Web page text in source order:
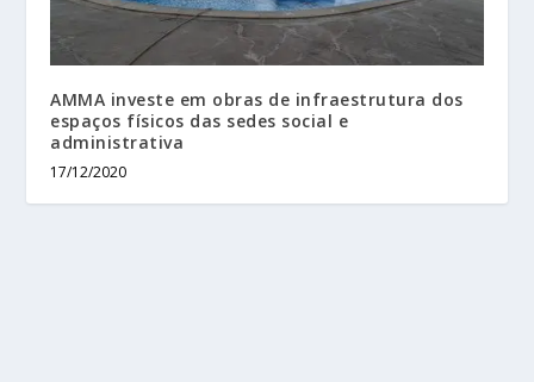
AMMA investe em obras de infraestrutura dos
espaços físicos das sedes social e
administrativa
17/12/2020